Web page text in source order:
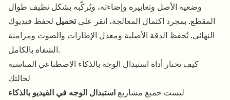
وضعية الأصل وتعابيره وإضاءته، ويُركّبه بشكل نظيف طوال
المقطع. بمجرد اكتمال المعالجة، انقر علىتحميل لحفظ فيديوك
النهائي. تُحفظ الدقة الأصلية ومعدل الإطارات والصوت ومزامنة
الشفاه بالكامل.
كيف تختار أداة استبدال الوجه بالذكاء الاصطناعي المناسبة
لحالتك
ليست جميع مشاريع استبدال الوجه في الفيديو بالذكاء